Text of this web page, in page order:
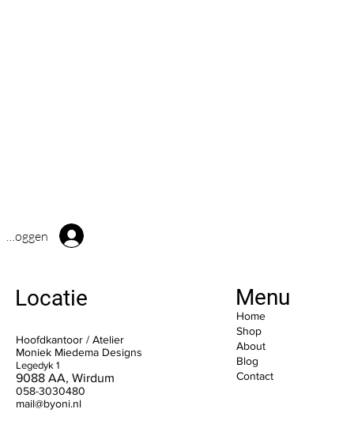
Locatie
Hoofdkantoor / Atelier
Moniek Miedema Designs
Legedyk 1
9088 AA, Wirdum
058-3030480
mail@byoni.nl
Menu
Home
Shop
About
Blog
Contact
Inloggen